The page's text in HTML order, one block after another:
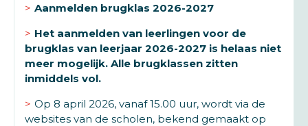
Aanmelden brugklas 2026-2027
Het aanmelden van leerlingen voor de
brugklas van leerjaar 2026-2027 is helaas niet
meer mogelijk. Alle brugklassen zitten
inmiddels vol.
Op 8 april 2026, vanaf 15.00 uur, wordt via de
websites van de scholen, bekend gemaakt op